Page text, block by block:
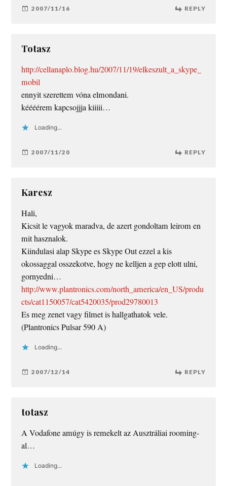
2007/11/16 REPLY
Totasz
http://cellanaplo.blog.hu/2007/11/19/elkeszult_a_skype_
mobil
ennyit szerettem vóna elmondani.
kéééérem kapcsojjja kiiiii…
Loading...
2007/11/20 REPLY
Karesz
Hali,
Kicsit le vagyok maradva, de azert gondoltam leirom en
mit hasznalok.
Kiindulasi alap Skype es Skype Out ezzel a kis
okossaggal osszekotve, hogy ne kelljen a gep elott ulni,
gornyedni…
http://www.plantronics.com/north_america/en_US/produ
cts/cat1150057/cat5420035/prod29780013
Es meg zenet vagy filmet is hallgathatok vele.
(Plantronics Pulsar 590 A)
Loading...
2007/12/14 REPLY
totasz
A Vodafone amúgy is remekelt az Ausztráliai rooming-
al…
Loading...